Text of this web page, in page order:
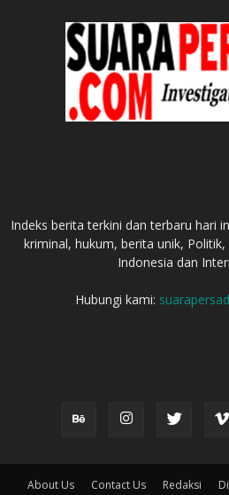
Indeks berita terkini dan terbaru hari
kriminal, hukum, berita unik,
Indonesia dan
Hubungi kami:
About Us Contact Us Redaksi